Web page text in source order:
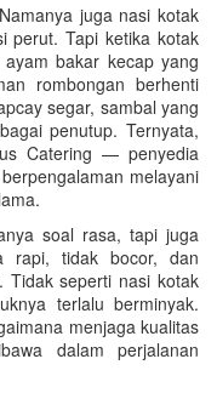
juga nasi kotak
perut. Tapi ketika kotak
bakar kecap yang
rombongan berhenti
segar, sambal yang
penutup. Ternyata,
Catering — penyedia
melayani
soal rasa, tapi juga
rapi, tidak bocor, dan
Tidak seperti nasi kotak
terlalu berminyak.
menjaga kualitas
dalam perjalanan